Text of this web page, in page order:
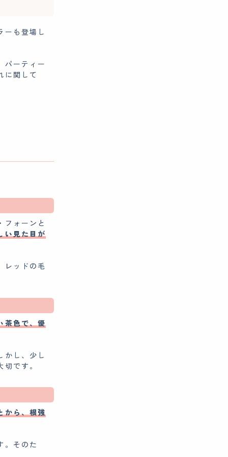
ーも登場し
パーティー
に関して
フォーンと
い見た目が
レッドの毛
茶色で、優
かし、少し
です。
から、根強
。そのた